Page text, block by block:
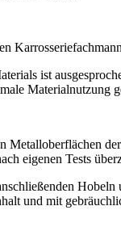
ist
Materialnutzung
eigenen Tests
und mit